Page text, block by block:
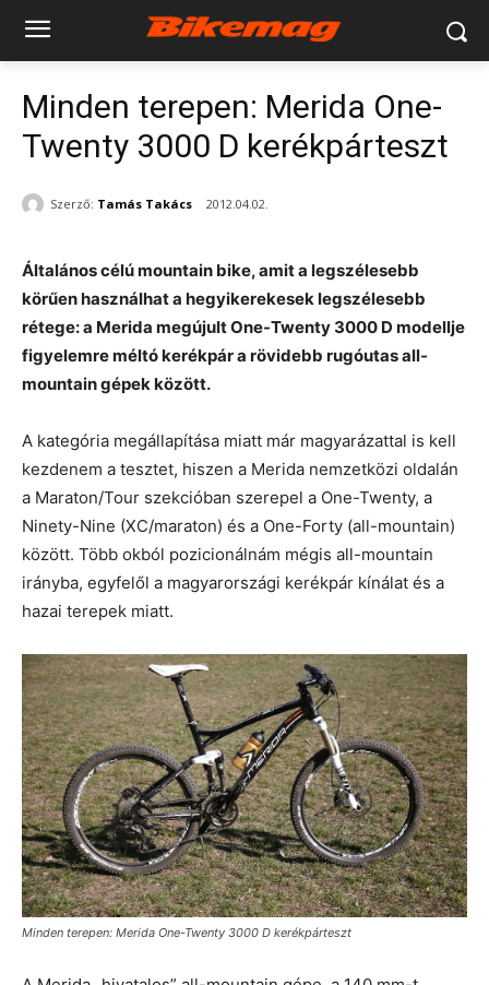
Minden terepen: Merida One-
Twenty 3000 D kerékpárteszt
Szerző: Tamás Takács 2012.04.02.
Általános célú mountain bike, amit a legszélesebb
körűen használhat a hegyikerekesek legszélesebb
rétege: a Merida megújult One-Twenty 3000 D modellje
figyelemre méltó kerékpár a rövidebb rugóutas all-
mountain gépek között.
A kategória megállapítása miatt már magyarázattal is kell
kezdenem a tesztet, hiszen a Merida nemzetközi oldalán
a Maraton/Tour szekcióban szerepel a One-Twenty, a
Ninety-Nine (XC/maraton) és a One-Forty (all-mountain)
között. Több okból pozicionálnám mégis all-mountain
irányba, egyfelől a magyarországi kerékpár kínálat és a
hazai terepek miatt.
Minden terepen: Merida One-Twenty 3000 D kerékpárteszt